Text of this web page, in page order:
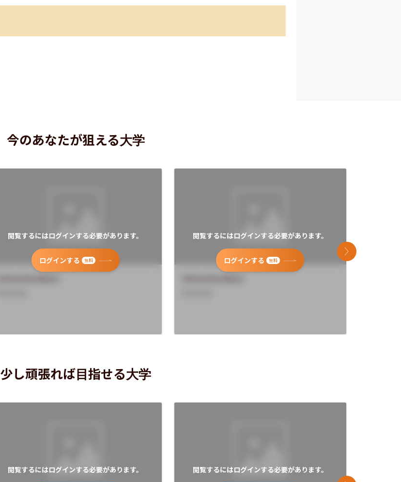
今のあなたが狙える大学
閲覧するにはログインする必要があります。
ログインする 無料
閲覧するにはログインする必要があります。
ログインする 無料
次のスライド
少し頑張れば目指せる大学
閲覧するにはログインする必要があります。 閲覧するにはログインする必要があります。